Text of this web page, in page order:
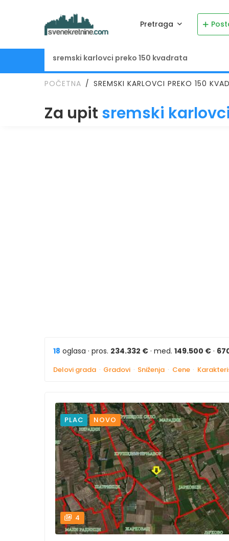
Pretraga
POČETNA SREMSKI KARLOVCI PREKO 150
Za upit sremski
18 oglasa · pros. 234.332 € · med. 149.500 € ·
Delovi grada · Gradovi · Sniženja · Cene ·
PLAC NOVO
4